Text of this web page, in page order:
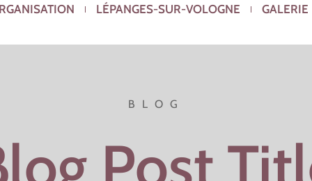
LÉPANGES-SUR-VOLOGNE GALERIE
BLOG
Post